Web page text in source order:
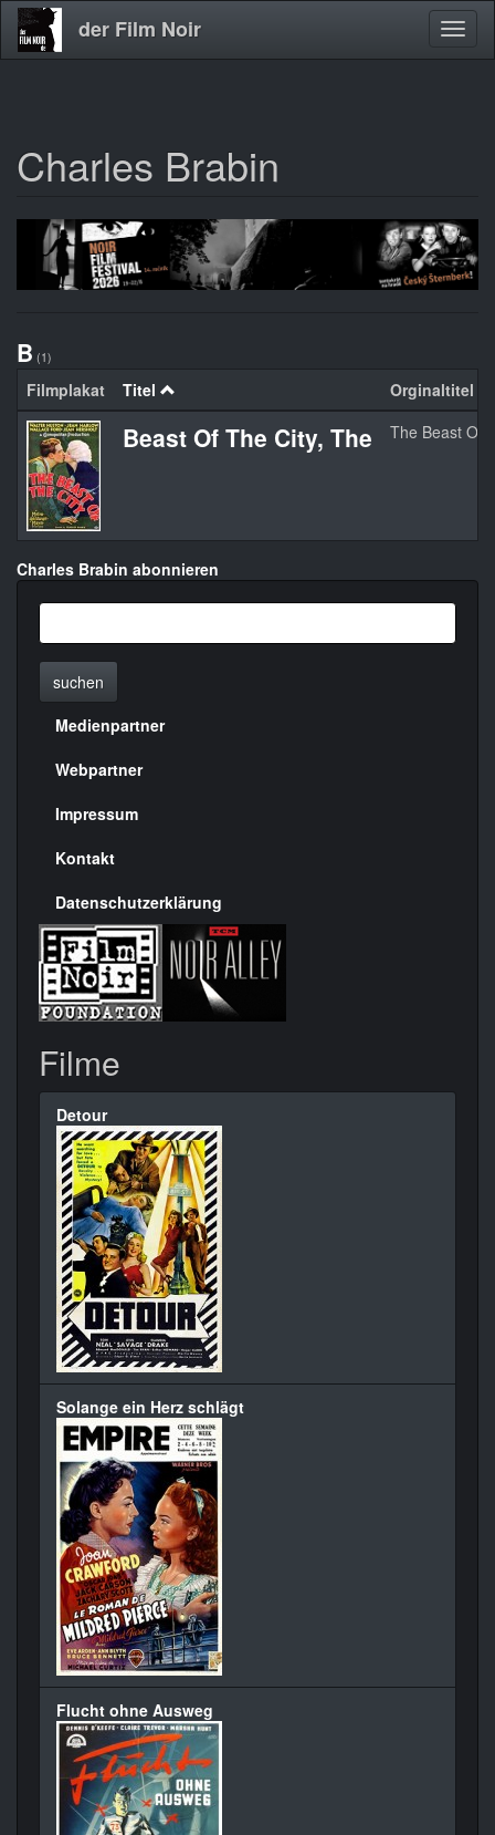
Direkt
zum
der Film Noir
Charles Brabin
B (1)
Filmplakat Titel Orginaltitel
Beast Of The City, The The Beast Of
Charles Brabin abonnieren
suchen
Menülinks
rechte
Seite
Medienpartner
Webpartner
Impressum
Kontakt
Datenschutzerklärung
Filme
Detour
Solange ein Herz schlägt
Flucht ohne Ausweg